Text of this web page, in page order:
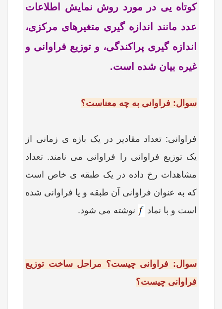
کوتاه یی در مورد روش نمایش اطلاعات
عدد مانند اندازه گیری متغیرهای مرکزی،
اندازه گیری پراکندگی، و توزیع فراوانی و
غیره بیان شده است.
سوال: فراوانی به چه معناست؟
فراوانی: تعداد مقادیر در یک بازه ی زمانی از
یک توزیع فراوانی را فراوانی می نامند. تعداد
مشاهدات رخ داده در یک طبقه ی خاص است
که به عنوان فراوانی آن طبقه و یا فراوانی شده
است و با نماد
نوشته می شود.
سوال: فراوانی چیست؟ مراحل ساخت توزیع
فراوانی چیست؟